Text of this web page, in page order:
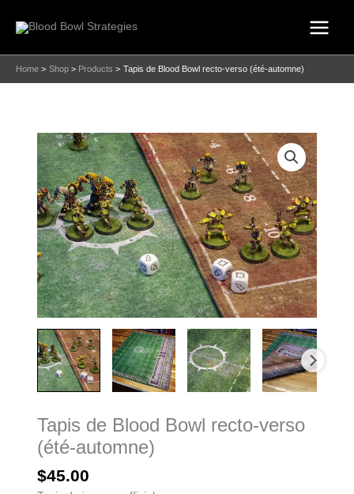
Home Shop Products Tapis de Blood Bowl recto-verso (été-automne)
Tapis de Blood Bowl recto-verso
(été-automne)
$45.00